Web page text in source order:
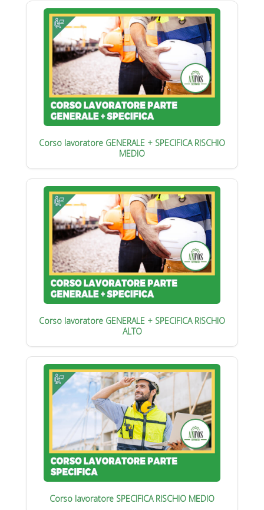
Corso lavoratore GENERALE + SPECIFICA RISCHIO
MEDIO
Corso lavoratore GENERALE + SPECIFICA RISCHIO
ALTO
Corso lavoratore SPECIFICA RISCHIO MEDIO